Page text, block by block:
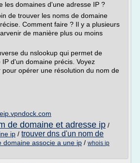
les domaines d'une adresse IP ?
de trouver les noms de domaine
Comment faire ? Il y a plusieurs
de manière plus ou moins
du nslookup qui permet de
d'un domaine précis. Voyez
opérer une résolution du nom de
de domaine et adresse ip /
ip / trouver dns d'un nom de
domaine associe a une ip / whois ip